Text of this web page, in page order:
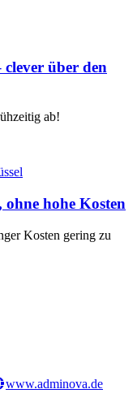
über den
ab!
hohe Kosten
Kosten gering zu
www.adminova.de